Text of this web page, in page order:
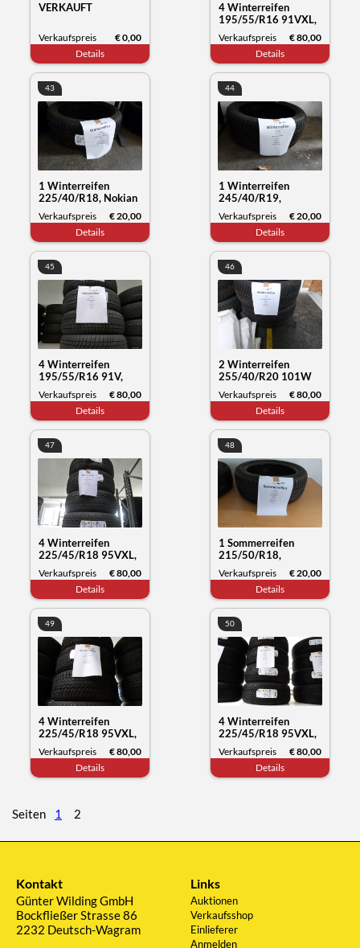
VERKAUFT
Verkaufspreis
€ 0,00
Details
4 Winterreifen
195/55/R16 91VXL,
Sunny NC501, Datum
50/23
Verkaufspreis
€ 80,00
Details
43
1 Winterreifen
225/40/R18, Nokian
Tyres WR snowproof,
Datum 03/22
Verkaufspreis
€ 20,00
Details
44
1 Winterreifen
245/40/R19,
Hankook Winter
i*cept, Datum 32/23
Verkaufspreis
€ 20,00
Details
45
4 Winterreifen
195/55/R16 91V,
Sunny NC501, Datum
50/23
Verkaufspreis
€ 80,00
Details
46
2 Winterreifen
255/40/R20 101W
XL, Hankook Winter
i*cept, Datum 29/22
Verkaufspreis
€ 80,00
Details
47
4 Winterreifen
225/45/R18 95VXL,
Nokian Tyres WR
snowproof, Datum
Verkaufspreis
€ 80,00
Details
48
1 Sommerreifen
215/50/R18,
Bridgestone Turanza,
Datum 44/20
Verkaufspreis
€ 20,00
Details
49
4 Winterreifen
225/45/R18 95VXL,
Nokian Tyres WR
snowproof, Datum
Verkaufspreis
€ 80,00
Details
50
4 Winterreifen
225/45/R18 95VXL,
Nokian Tyres WR
snowproof, Datum
Verkaufspreis
€ 80,00
Details
Seiten 1 2
Kontakt
Günter Wilding GmbH
Bockfließer Strasse 86
2232 Deutsch-Wagram
Links
Auktionen
Verkaufsshop
Einlieferer
Anmelden